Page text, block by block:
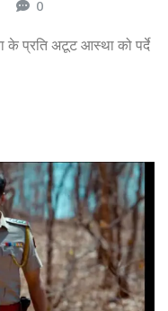
0
के प्रति अटूट आस्था को पर्दे